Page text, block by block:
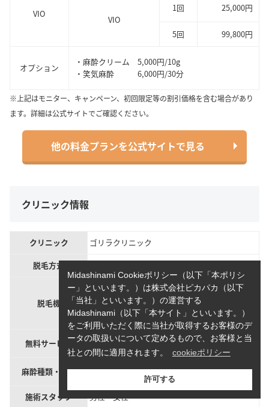
VIO
VIO
1回 25,000円
5回 99,800円
オプション
・麻酔クリーム 5,000円/10g
・笑気麻酔 6,000円/30分
※上記はモニター、キャンペーン、初回限定等の割引価格を含む場合があり
ます。詳細は公式サイトでご確認ください。
他の料金プランを公式サイトで見る
クリニック情報
クリニック
ゴリラクリニック
脱毛方式
脱毛機
ジェントルマックスプロ
ジェントルヤグプロ
メディオスターネクストプロ
メディオスターモノリス
無料サービス
初診料、再診料、キャンセル料、肌トラブル治
療、剃り残し剃毛
麻酔種類・費用
笑気麻酔：6,000円／30分
施術スタッフ
男性・女性
Midashinami Cookieポリシー（以下「本ポリシ
ー」といいます。）は株式会社ピカパカ（以下
「当社」といいます。）の運営する
Midashinami（以下「本サイト」といいます。）
をご利用いただく際に当社が取得するお客様のデ
ータの取扱いについて定めるもので、お客様と当
社との間に適用されます。
cookieポリシー
許可する